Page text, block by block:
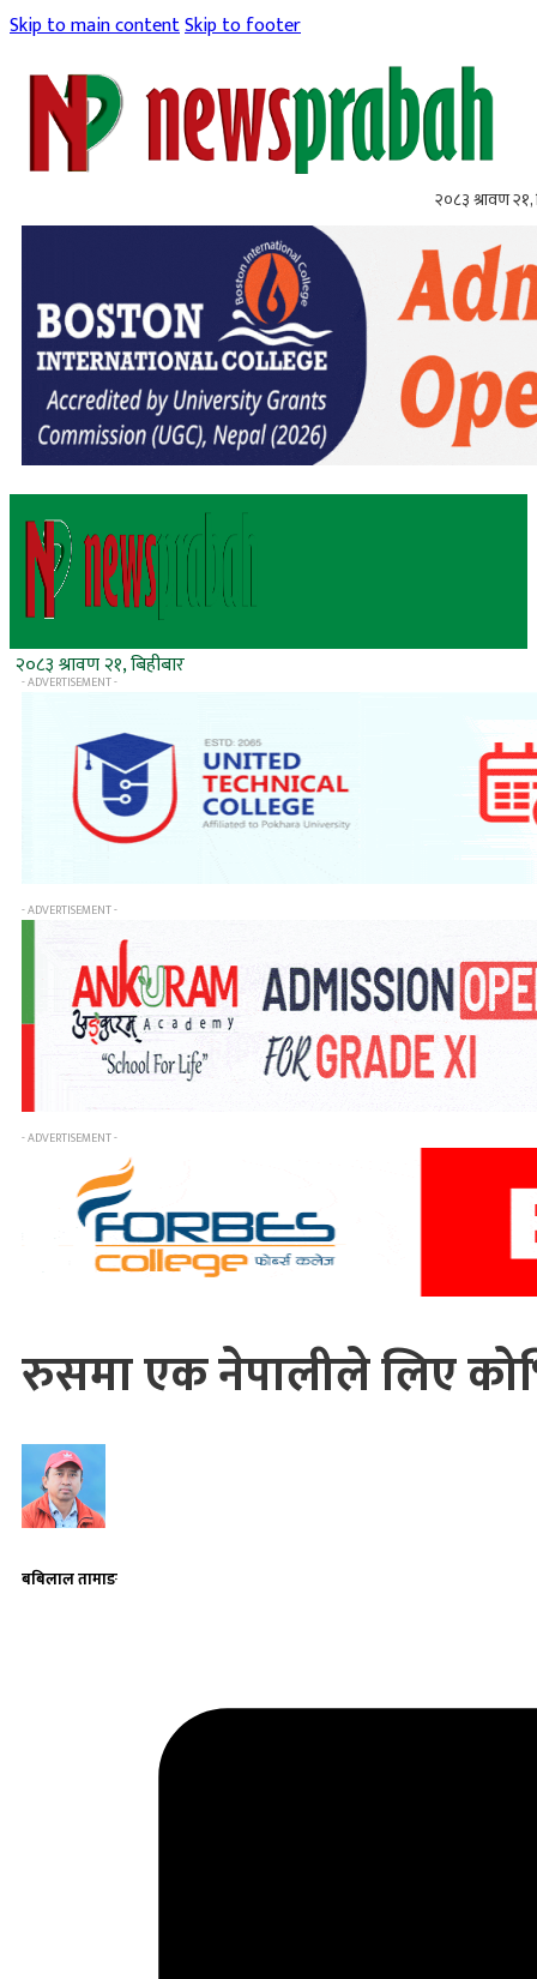
Skip to main contentSkip to footer
२०८३ श्रावण २१,
२०८३ श्रावण २१, बिहीबार
- ADVERTISEMENT -
- ADVERTISEMENT -
- ADVERTISEMENT -
रुसमा एक नेपालीले लिए
बबिलाल तामाङ